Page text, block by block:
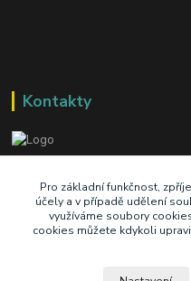
Kontakty
+420 603 345 409
prodej@ik-oil.cz
Pro základní funkčnost,
účely a v případě udělení
využíváme soubory
cookies můžete kdykoli